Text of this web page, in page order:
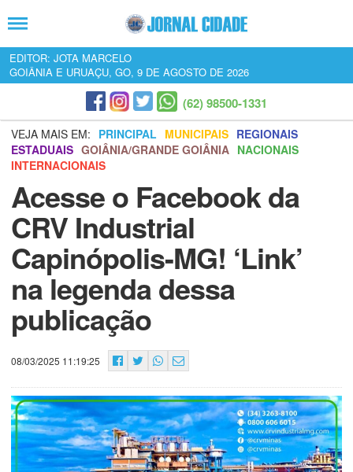
EDITOR: JOTA MARCELO
GOIÂNIA E URUAÇU, GO, 9 DE AGOSTO DE 2026
(62) 98500-1331
VEJA MAIS EM: PRINCIPAL MUNICIPAIS REGIONAIS
ESTADUAIS GOIÂNIA/GRANDE GOIÂNIA NACIONAIS
INTERNACIONAIS
Acesse o Facebook da
CRV Industrial
Capinópolis-MG! ‘Link’
na legenda dessa
publicação
08/03/2025 11:19:25